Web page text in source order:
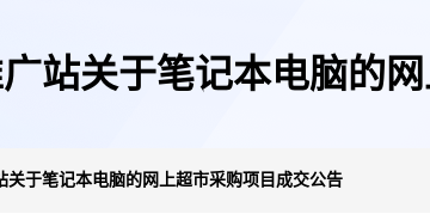
站关于笔记本电脑的
关于笔记本电脑的网上超市采购项目成交公告